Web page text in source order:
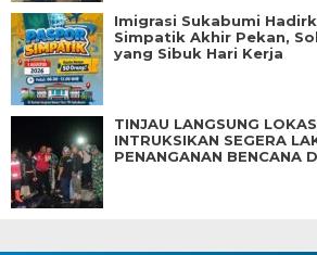
Imigrasi Sukabumi
Simpatik Akhir Pekan,
yang Sibuk Hari Kerja
TINJAU LANGSUNG
INTRUKSIKAN SEGERA
PENANGANAN BENCANA